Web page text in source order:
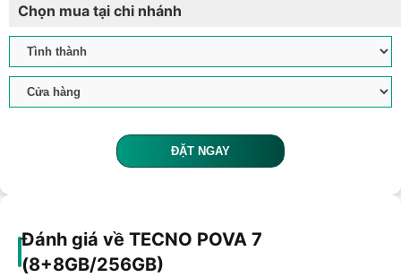
Chọn mua tại chi nhánh
ĐẶT NGAY
Đánh giá về TECNO POVA 7
(8+8GB/256GB)